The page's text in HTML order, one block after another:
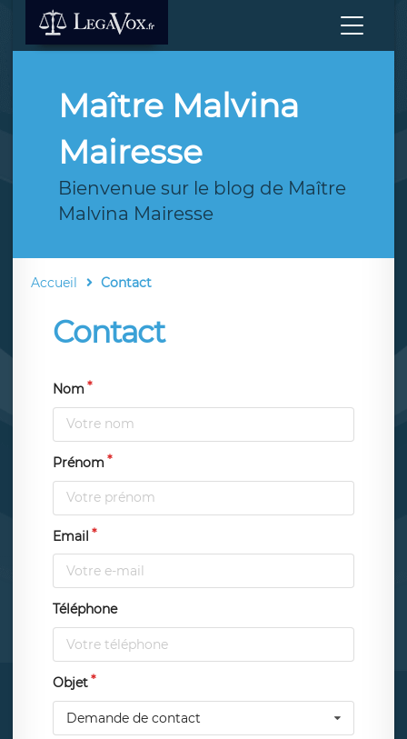
Maître Malvina
Mairesse
Bienvenue sur le blog de Maître
Malvina Mairesse
Accueil Contact
Contact
Nom
Prénom
Email
Téléphone
Objet
Demande de contact